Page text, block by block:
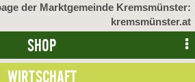
der Marktgemeinde Kremsmünster:
kremsmünster.at
SHOP
WIRTSCHAFT